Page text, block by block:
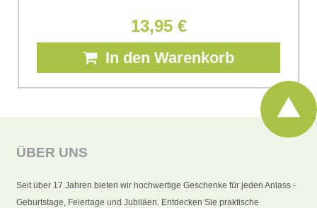
13,95 €
In den Warenkorb
ÜBER UNS
Seit über 17 Jahren bieten wir hochwertige Geschenke für jeden Anlass -
Geburtstage, Feiertage und Jubiläen. Entdecken Sie praktische